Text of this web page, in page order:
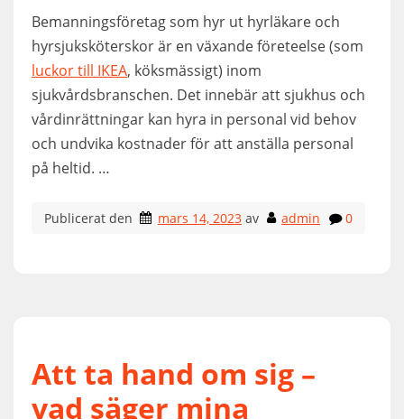
Bemanningsföretag som hyr ut hyrläkare och
hyrsjuksköterskor är en växande företeelse (som
luckor till IKEA, köksmässigt) inom
sjukvårdsbranschen. Det innebär att sjukhus och
vårdinrättningar kan hyra in personal vid behov
och undvika kostnader för att anställa personal
på heltid. …
Publicerat den mars 14, 2023 av admin 0
Att ta hand om sig –
vad säger mina